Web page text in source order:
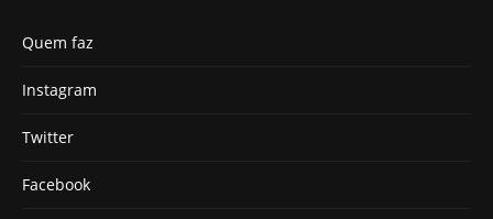
Quem faz
Instagram
Twitter
Facebook